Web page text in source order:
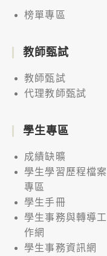
榜單專區
教師甄試
教師甄試
代理教師甄試
學生專區
成績缺曠
學生學習歷程檔案
專區
學生手冊
學生事務與轉導工
作網
學生事務資訊網